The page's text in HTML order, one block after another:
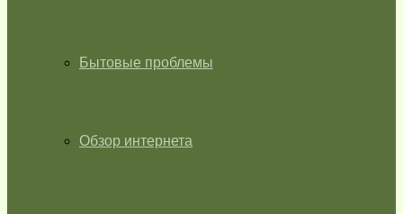
Бытовые проблемы
Обзор интернета